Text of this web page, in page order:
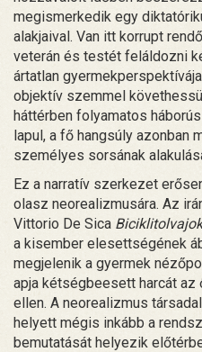
megismerkedik egy
alakjaival. Van itt korrupt
veterán és testét feláldozni
ártatlan
objektív szemmel
háttérben folyamatos
lapul, a fő hangsúly azonban
személyes sorsának
Ez a narratív szerkezet
olasz neorealizmusára. Az
Vittorio De Sica Biciklitolvajok
a kisember elesettségének
megjelenik a gyermek
apja kétségbeesett harcát
ellen. A neorealizmus
helyett mégis inkább a
bemutatását helyezik